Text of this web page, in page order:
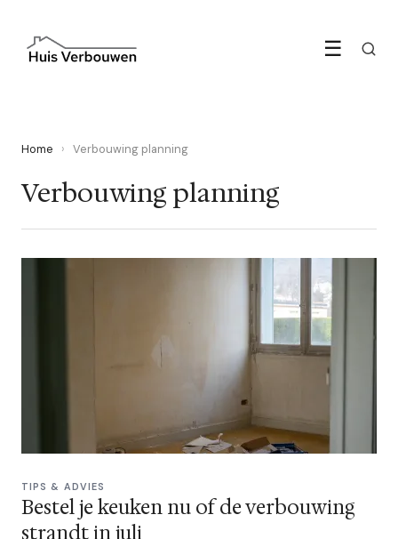
☰
Home › Verbouwing planning
Verbouwing planning
TIPS & ADVIES
Bestel je keuken nu of de verbouwing
strandt in juli